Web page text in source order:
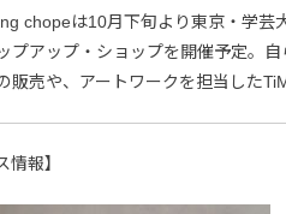
chopeは10月下旬より東京・学芸
プアップ・ショップを開催予定。
販売や、アートワークを担当した
情報】